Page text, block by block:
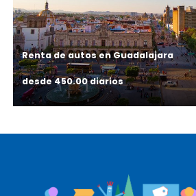
Renta de autos en Guadalajara
desde 450.00 diarios